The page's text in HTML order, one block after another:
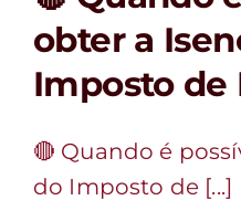
obter a
Imposto de
🔴 Quando é
do Imposto de [...]